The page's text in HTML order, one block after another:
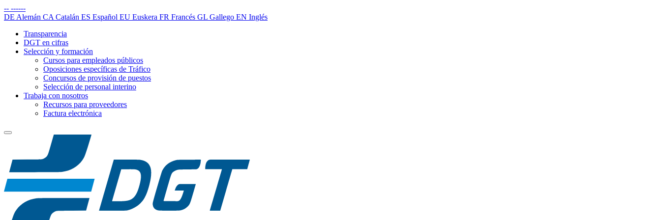
-- ------
DE Alemán CA Catalán ES Español EU Euskera FR Francés GL Gallego EN Inglés
Transparencia
DGT en cifras
Selección y formación
Cursos para empleados públicos
Oposiciones específicas de Tráfico
Concursos de provisión de puestos
Selección de personal interino
Trabaja con nosotros
Recursos para proveedores
Factura electrónica